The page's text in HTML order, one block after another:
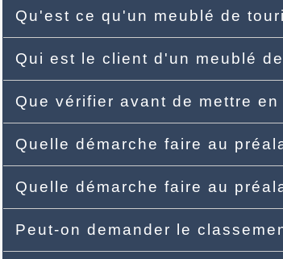
Qu'est ce qu'un meublé de
Qui est le client d'un meublé
Que vérifier avant de mettre
Quelle démarche faire au
Quelle démarche faire au
Peut-on demander le